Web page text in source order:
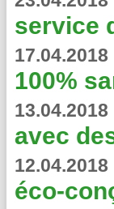
service
17.04.2018
100%
13.04.2018
avec
12.04.2018
éco-